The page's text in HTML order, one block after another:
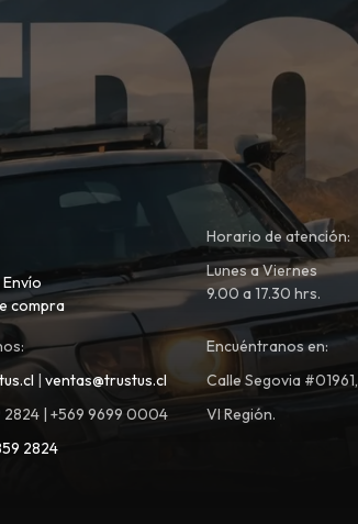
compra
Horario de atención:
Lunes a Viernes
9.00 a 17.30 hrs.
| ventas@trustus.cl
2824 | +569 9699 0004
2824
Encuéntranos en:
Calle Segovia
VI Región.